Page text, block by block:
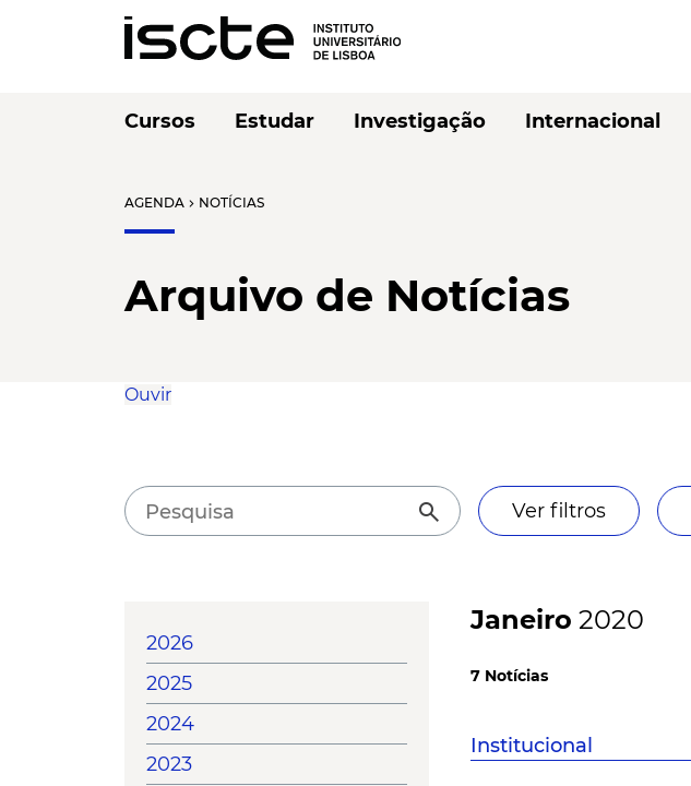
Cursos Estudar Investigação Internacional
AGENDA chevron_right NOTÍCIAS
Arquivo de Notícias
Ouvir
search Ver filtros
2026
2025
2024
2023
Janeiro 2020
7 Notícias
Institucional